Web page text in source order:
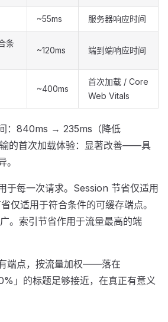
~55ms 服务器响应时间
条
~120ms 端到端响应时间
~400ms
首次加载 / Core
Web Vitals
：840ms → 235ms（降低
的首次加载体验：显著改善——具
于每一次请求。Session 节省仅适用
仅适用于符合条件的可缓存端点。
。索引节省作用于流量最高的端
端点，按流量加权——落在
」的标题足够接近，在真正有意义